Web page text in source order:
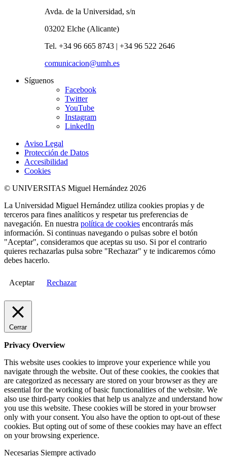
Avda. de la Universidad, s/n
03202 Elche (Alicante)
Tel. +34 96 665 8743 | +34 96 522 2646
comunicacion@umh.es
Síguenos
Facebook
Twitter
YouTube
Instagram
LinkedIn
Aviso Legal
Protección de Datos
Accesibilidad
Cookies
© UNIVERSITAS Miguel Hernández 2026
La Universidad Miguel Hernández utiliza cookies propias y de
terceros para fines analíticos y respetar tus preferencias de
navegación. En nuestra política de cookies encontrarás más
información. Si continuas navegando o pulsas sobre el botón
"Aceptar", consideramos que aceptas su uso. Si por el contrario
quieres rechazarlas pulsa sobre "Rechazar" y te indicaremos cómo
debes hacerlo.
Aceptar Rechazar
Cerrar
Privacy Overview
This website uses cookies to improve your experience while you
navigate through the website. Out of these cookies, the cookies that
are categorized as necessary are stored on your browser as they are
essential for the working of basic functionalities of the website. We
also use third-party cookies that help us analyze and understand how
you use this website. These cookies will be stored in your browser
only with your consent. You also have the option to opt-out of these
cookies. But opting out of some of these cookies may have an effect
on your browsing experience.
Necesarias Siempre activado